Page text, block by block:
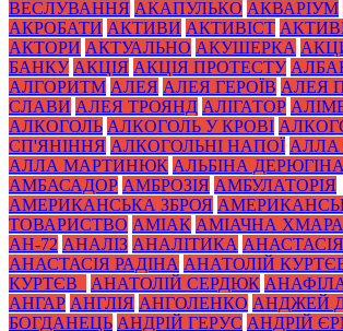
ВЕСЛУВАННЯ АКАПУЛЬКО АКВАРІУМ
АКРОБАТИ АКТИВИ АКТИВІСТ
АКТОРИ АКТУАЛЬНО АКУШЕРКА
БАНКУ АКЦІЯ АКЦІЯ ПРОТЕСТУ
АЛГОРИТМ АЛЕЯ АЛЕЯ ГЕРОЇВ АЛЕЯ
СЛАВИ АЛЕЯ ТРОЯНД АЛІГАТОР
АЛКОГОЛЬ АЛКОГОЛЬ У КРОВІ
СП'ЯНІННЯ АЛКОГОЛЬНІ НАПОЇ АЛЛА
АЛЛА МАРТИНЮК АЛЬБІНА
АМБАСАДОР АМБРОЗІЯ АМБУЛАТОРІЯ
АМЕРИКАНСЬКА ЗБРОЯ
ТОВАРИСТВО АМІАК АМІАЧНА ХМАРА
АН-72 АНАЛІЗ АНАЛІТИКА
АНАСТАСІЯ РАДІНА АНАТОЛІЙ
КУРТЄВ_
АНАТОЛІЙ СЕРДЮК
АНГАР АНГЛІЯ АНГОЛЕНКО АНДЖЕЙ
БОГДАНЕЦЬ АНДРІЙ ГЕРУС АНДРІЙ